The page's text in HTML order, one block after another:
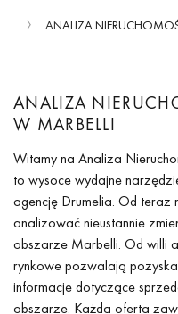
ANALIZA
ANALIZA
W MARBELLI
Witamy na Analiza
to wysoce wydajne
agencję Drumelia. Od teraz
analizować nieustannie
obszarze Marbelli. Od willi
rynkowe pozwalają
informacje dotyczące
obszarze. Każda oferta